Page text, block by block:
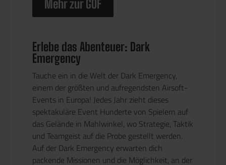
Mehr zur GOF
Erlebe das Abenteuer: Dark
Emergency
Tauche ein in die Welt der Dark Emergency,
einem der größten und aufregendsten Airsoft-
Events in Europa! Jedes Jahr zieht dieses
spektakuläre Event Hunderte von Spielern auf
das Gelände in Mahlwinkel, wo Strategie, Taktik
und Teamgeist auf die Probe gestellt werden.
Auf der Dark Emergency erwarten dich
packende Missionen und die Möglichkeit, an der